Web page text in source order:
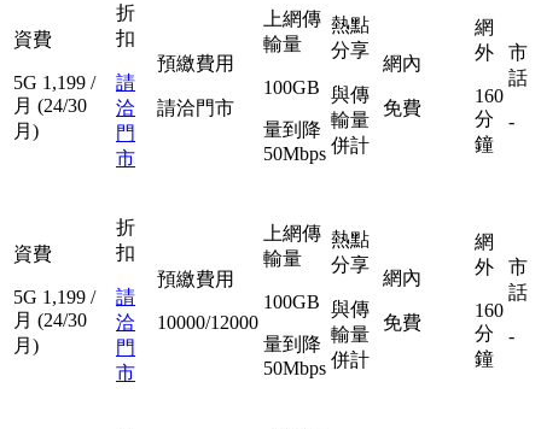
資費
5G 1,199 /
月 (24/30
月)
折
扣
請
洽
門
市
預繳費用
請洽門市
上網傳
輸量
100GB
量到降
50Mbps
熱點
分享
與傳
輸量
併計
網內
免費
網
外
160
分
鐘
市
話
-
資費
5G 1,199 /
月 (24/30
月)
折
扣
請
洽
門
市
預繳費用
10000/12000
上網傳
輸量
100GB
量到降
50Mbps
熱點
分享
與傳
輸量
併計
網內
免費
網
外
160
分
鐘
市
話
-